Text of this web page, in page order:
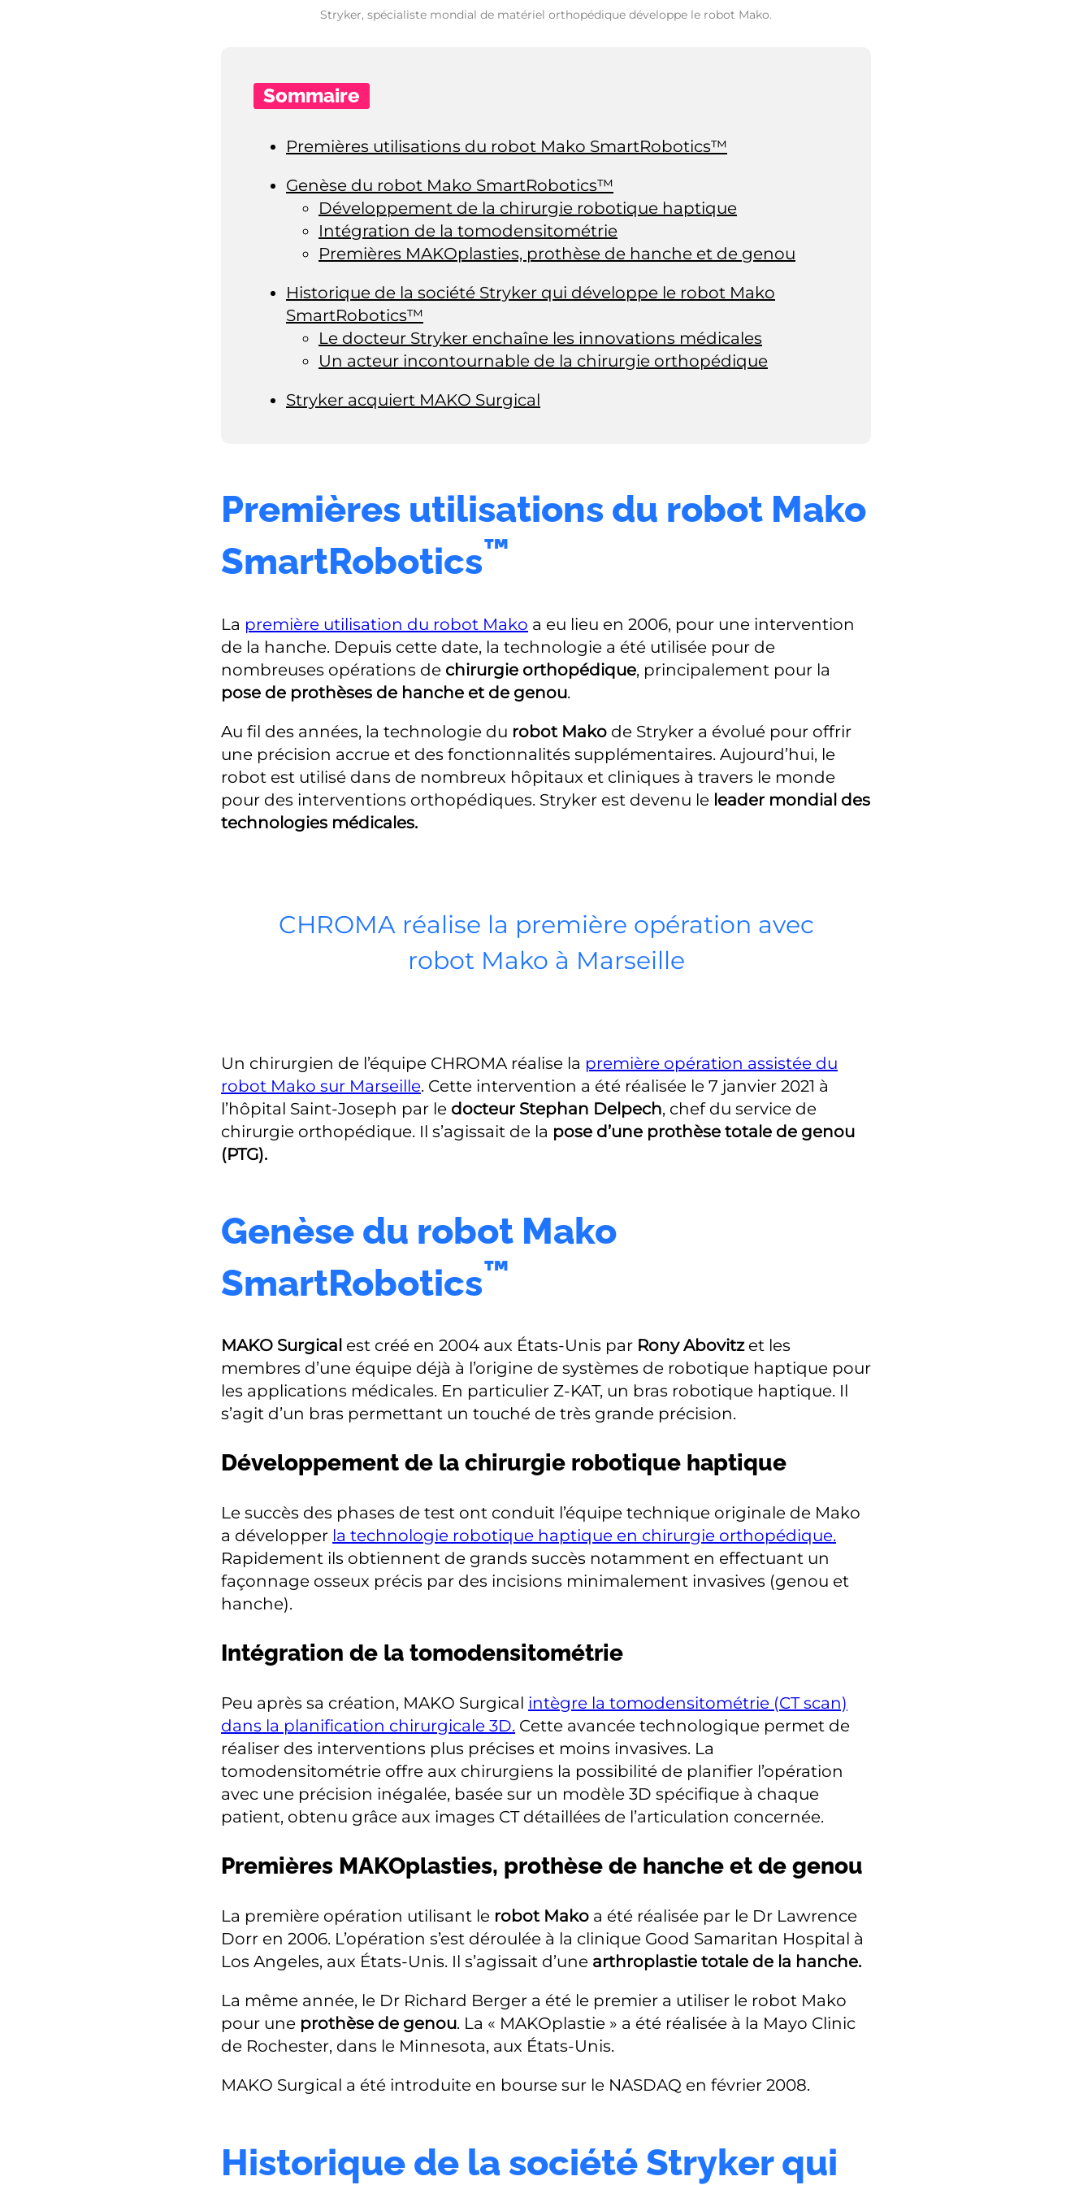
Stryker, spécialiste mondial de matériel orthopédique développe le robot Mako.
Sommaire
Premières utilisations du robot Mako SmartRobotics™
Genèse du robot Mako SmartRobotics™
Développement de la chirurgie robotique haptique
Intégration de la tomodensitométrie
Premières MAKOplasties, prothèse de hanche et de genou
Historique de la société Stryker qui développe le robot Mako
SmartRobotics™
Le docteur Stryker enchaîne les innovations médicales
Un acteur incontournable de la chirurgie orthopédique
Stryker acquiert MAKO Surgical
Premières utilisations du robot Mako
SmartRobotics™
La première utilisation du robot Mako a eu lieu en 2006, pour une intervention
de la hanche. Depuis cette date, la technologie a été utilisée pour de
nombreuses opérations de chirurgie orthopédique, principalement pour la
pose de prothèses de hanche et de genou.
Au fil des années, la technologie du robot Mako de Stryker a évolué pour offrir
une précision accrue et des fonctionnalités supplémentaires. Aujourd’hui, le
robot est utilisé dans de nombreux hôpitaux et cliniques à travers le monde
pour des interventions orthopédiques. Stryker est devenu le leader mondial des
technologies médicales.
CHROMA réalise la première opération avec
robot Mako à Marseille
Un chirurgien de l’équipe CHROMA réalise la première opération assistée du
robot Mako sur Marseille. Cette intervention a été réalisée le 7 janvier 2021 à
l’hôpital Saint-Joseph par le docteur Stephan Delpech, chef du service de
chirurgie orthopédique. Il s’agissait de la pose d’une prothèse totale de genou
(PTG).
Genèse du robot Mako
SmartRobotics™
MAKO Surgical est créé en 2004 aux États-Unis par Rony Abovitzet les
membres d’une équipe déjà à l’origine de systèmes de robotique haptique pour
les applications médicales. En particulier Z-KAT, un bras robotique haptique. Il
s’agit d’un bras permettant un touché de très grande précision.
Développement de la chirurgie robotique haptique
Le succès des phases de test ont conduit l’équipe technique originale de Mako
a développer la technologie robotique haptique en chirurgie orthopédique.
Rapidement ils obtiennent de grands succès notamment en effectuant un
façonnage osseux précis par des incisions minimalement invasives (genou et
hanche).
Intégration de la tomodensitométrie
Peu après sa création, MAKO Surgical intègre la tomodensitométrie (CT scan)
dans la planification chirurgicale 3D. Cette avancée technologique permet de
réaliser des interventions plus précises et moins invasives. La
tomodensitométrie offre aux chirurgiens la possibilité de planifier l’opération
avec une précision inégalée, basée sur un modèle 3D spécifique à chaque
patient, obtenu grâce aux images CT détaillées de l’articulation concernée.
Premières MAKOplasties, prothèse de hanche et de genou
La première opération utilisant le robot Mako a été réalisée par le Dr Lawrence
Dorr en 2006. L’opération s’est déroulée à la clinique Good Samaritan Hospital à
Los Angeles, aux États-Unis. Il s’agissait d’une arthroplastie totale de la hanche.
La même année, le Dr Richard Berger a été le premier a utiliser le robot Mako
pour une prothèse de genou. La « MAKOplastie » a été réalisée à la Mayo Clinic
de Rochester, dans le Minnesota, aux États-Unis.
MAKO Surgical a été introduite en bourse sur le NASDAQ en février 2008.
Historique de la société Stryker qui